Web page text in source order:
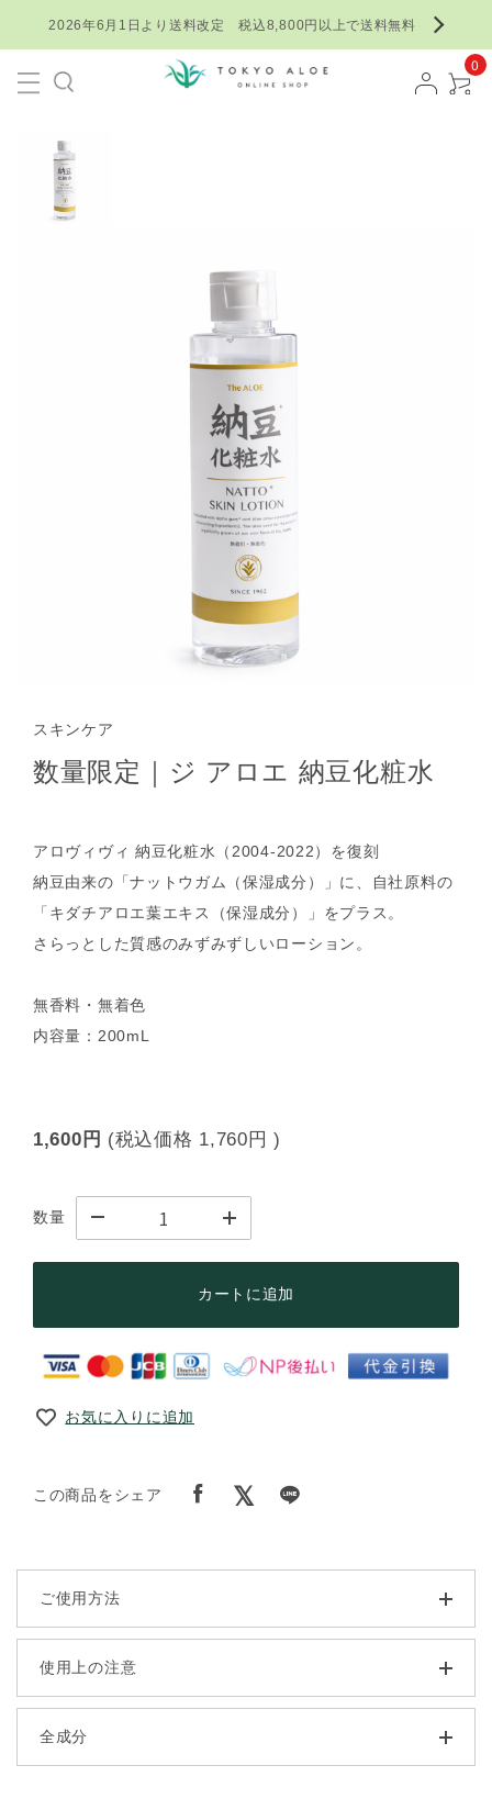
2026年6月1日より送料改定 税込8,800円以上で送料無料
0
スキンケア
数量限定｜ジ アロエ 納豆化粧水
アロヴィヴィ 納豆化粧水（2004-2022）を復刻
納豆由来の「ナットウガム（保湿成分）」に、自社原料の
「キダチアロエ葉エキス（保湿成分）」をプラス。
さらっとした質感のみずみずしいローション。
無香料・無着色
内容量：200mL
1,600円 (税込価格 1,760円 )
数量
カートに追加
お気に入りに追加
この商品をシェア
ご使用方法
使用上の注意
全成分